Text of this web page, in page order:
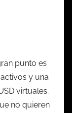
punto es
y una
virtuales.
no quieren